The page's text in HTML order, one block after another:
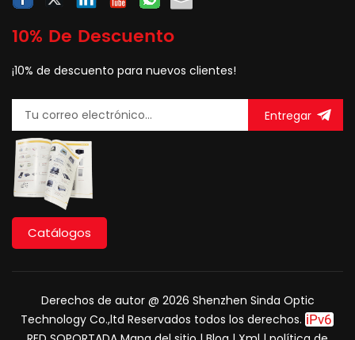
10% De Descuento
¡10% de descuento para nuevos clientes!
Entregar
Catálogos
Derechos de autor @ 2026 Shenzhen Sinda Optic
Technology Co.,ltd Reservados todos los derechos.